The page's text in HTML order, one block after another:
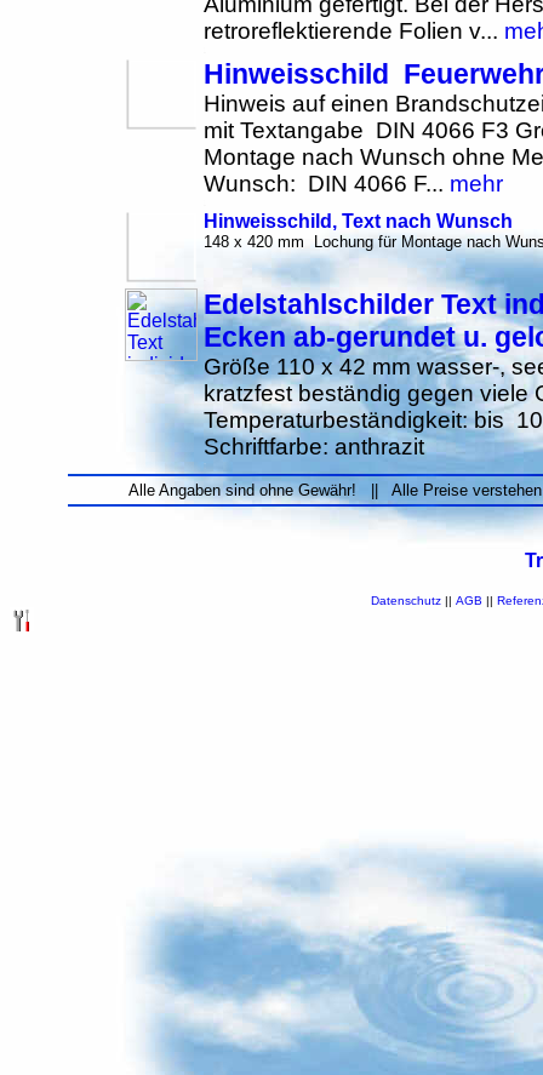
retroreflektierende Folien v...
Hinweisschild
Hinweis auf einen
mit Textangabe DIN 4066 F3
Montage nach Wunsch ohne
Wunsch: DIN 4066 F... mehr
Hinweisschild, Text nach Wunsch
148 x 420 mm Lochung für Montage nach
Edelstahlschilder Text
Ecken ab-gerundet u.
Größe 110 x 42 mm wasser-,
kratzfest beständig gegen viele
Temperaturbeständigkeit: bis
Schriftfarbe: anthrazit
Alle Angaben sind ohne Gewähr! || Alle Preise
Datenschutz|| AGB ||